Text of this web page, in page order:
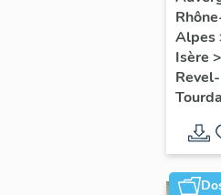
de
Notre-
Alpes
Isère >
Revel-